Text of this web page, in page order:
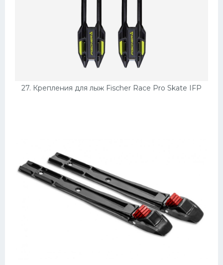
27. Крепления для лыж Fischer Race Pro Skate IFP